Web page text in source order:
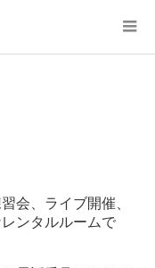
会、ライブ開催、
ンタルルームで